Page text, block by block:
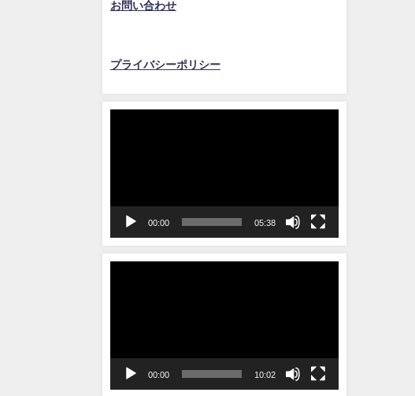
お問い合わせ
プライバシーポリシー
ー
00:00 05:38
ー
00:00 10:02